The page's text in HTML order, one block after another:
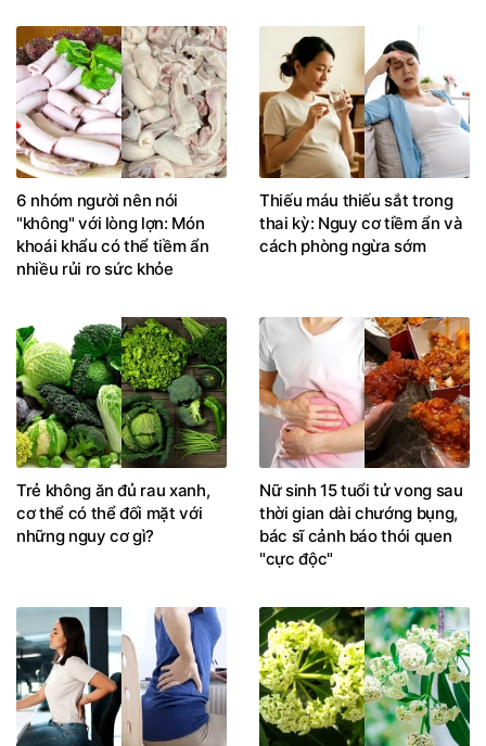
6 nhóm người nên nói
"không" với lòng lợn: Món
khoái khẩu có thể tiềm ẩn
nhiều rủi ro sức khỏe
Thiếu máu thiếu sắt trong
thai kỳ: Nguy cơ tiềm ẩn và
cách phòng ngừa sớm
Trẻ không ăn đủ rau xanh,
cơ thể có thể đối mặt với
những nguy cơ gì?
Nữ sinh 15 tuổi tử vong sau
thời gian dài chướng bụng,
bác sĩ cảnh báo thói quen
"cực độc"